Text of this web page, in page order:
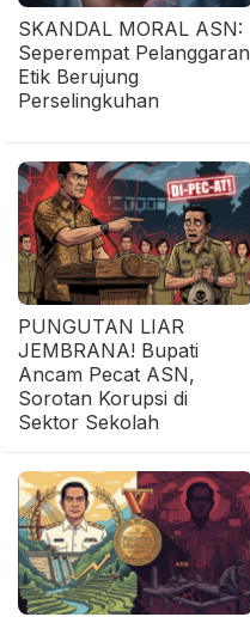
SKANDAL MORAL ASN:
Seperempat Pelanggaran
Etik Berujung
Perselingkuhan
PUNGUTAN LIAR
JEMBRANA! Bupati
Ancam Pecat ASN,
Sorotan Korupsi di
Sektor Sekolah